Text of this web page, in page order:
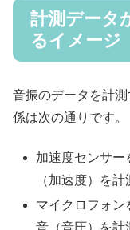
計測データ
るイメージ
音振のデータを計
係は次の通りです。
加速度センサー
（加速度）を
マイクロフォン